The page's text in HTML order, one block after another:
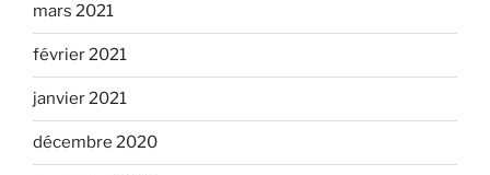
mars 2021
février 2021
janvier 2021
décembre 2020